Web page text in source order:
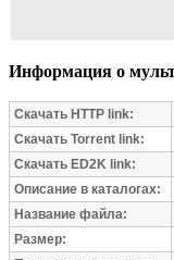
Информация о
Скачать HTTP link:
Скачать Torrent link:
Скачать ED2K link:
Описание в каталогах:
Название файла:
Размер: